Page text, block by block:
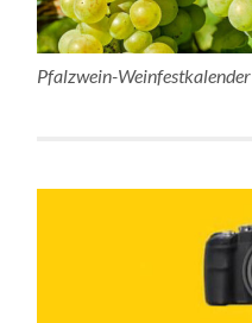
Pfalzwein-Weinfestkalender